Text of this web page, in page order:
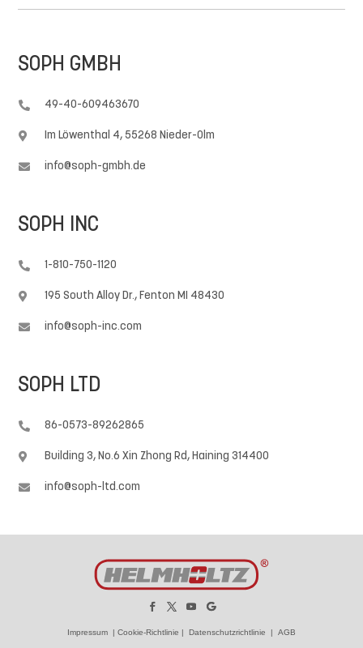
SOPH GMBH
 49-40-609463670
 Im Löwenthal 4, 55268 Nieder-Olm
 info@soph-gmbh.de
SOPH INC
 1-810-750-1120
 195 South Alloy Dr., Fenton MI 48430
 info@soph-inc.com
SOPH LTD
 86-0573-89262865
 Building 3, No.6 Xin Zhong Rd, Haining 314400
 info@soph-ltd.com
Impressum | Cookie-Richtlinie | Datenschutzrichtlinie | AGB